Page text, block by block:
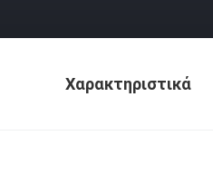
Χαρακτηριστικά